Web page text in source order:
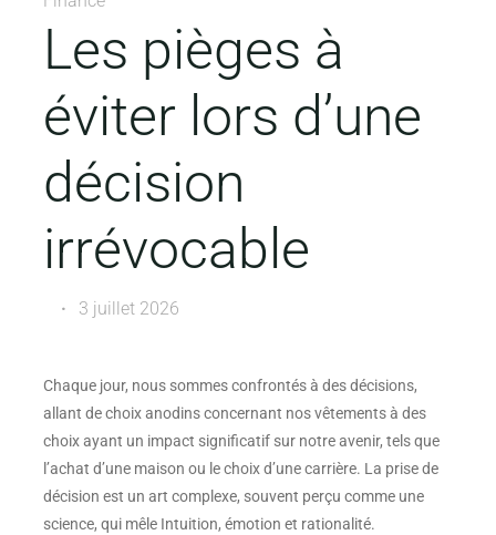
Les pièges à
éviter lors d’une
décision
irrévocable
3 juillet 2026
Chaque jour, nous sommes confrontés à des décisions,
allant de choix anodins concernant nos vêtements à des
choix ayant un impact significatif sur notre avenir, tels que
l’achat d’une maison ou le choix d’une carrière. La prise de
décision est un art complexe, souvent perçu comme une
science, qui mêle Intuition, émotion et rationalité.